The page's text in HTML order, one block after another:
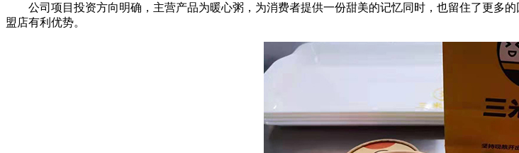
公司项目投资方向明确，主营产品为暖心粥，为消费者提供一份甜美的记忆同时，也留住了更多
盟店有利优势。